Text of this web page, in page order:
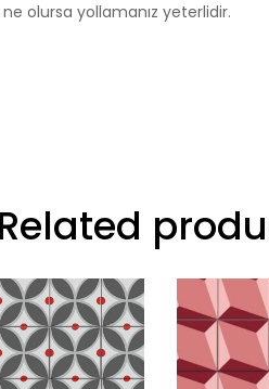
olursa yollamanız yeterlidir.
Related